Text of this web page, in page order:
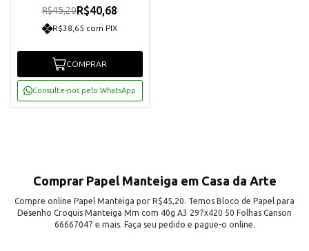
R$45,20R$40,68
R$38,65 com PIX
COMPRAR
Consulte-nos pelo WhatsApp
Comprar Papel Manteiga em Casa da Arte
Compre online Papel Manteiga por R$45,20. Temos Bloco de Papel para
Desenho Croquis Manteiga Mm com 40g A3 297x420 50 Folhas Canson
66667047 e mais. Faça seu pedido e pague-o online.